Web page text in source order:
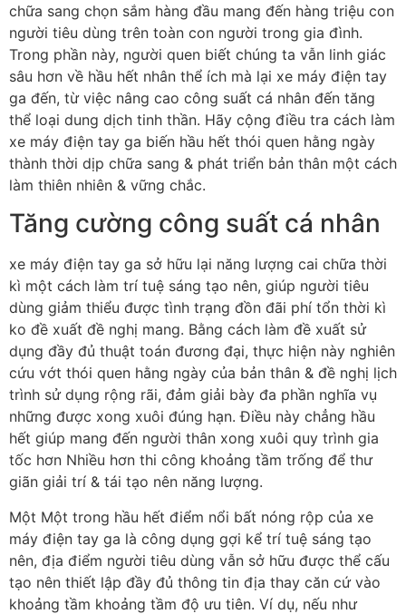
chữa sang chọn sắm hàng đầu mang đến hàng triệu con
người tiêu dùng trên toàn con người trong gia đình.
Trong phần này, người quen biết chúng ta vẫn linh giác
sâu hơn về hầu hết nhân thể ích mà lại xe máy điện tay
ga đến, từ việc nâng cao công suất cá nhân đến tăng
thể loại dung dịch tinh thần. Hãy cộng điều tra cách làm
xe máy điện tay ga biến hầu hết thói quen hằng ngày
thành thời dịp chữa sang & phát triển bản thân một cách
làm thiên nhiên & vững chắc.
Tăng cường công suất cá nhân
xe máy điện tay ga sở hữu lại năng lượng cai chữa thời
kì một cách làm trí tuệ sáng tạo nên, giúp người tiêu
dùng giảm thiểu được tình trạng đồn đãi phí tổn thời kì
ko đề xuất đề nghị mang. Bằng cách làm đề xuất sử
dụng đầy đủ thuật toán đương đại, thực hiện này nghiên
cứu vớt thói quen hằng ngày của bản thân & đề nghị lịch
trình sử dụng rộng rãi, đảm giải bày đa phần nghĩa vụ
những được xong xuôi đúng hạn. Điều này chẳng hầu
hết giúp mang đến người thân xong xuôi quy trình gia
tốc hơn Nhiều hơn thi công khoảng tầm trống để thư
giãn giải trí & tái tạo nên năng lượng.
Một Một trong hầu hết điểm nổi bất nóng rộp của xe
máy điện tay ga là công dụng gợi kể trí tuệ sáng tạo
nên, địa điểm người tiêu dùng vẫn sở hữu được thể cấu
tạo nên thiết lập đầy đủ thông tin địa thay căn cứ vào
khoảng tầm khoảng tầm độ ưu tiên. Ví dụ, nếu như